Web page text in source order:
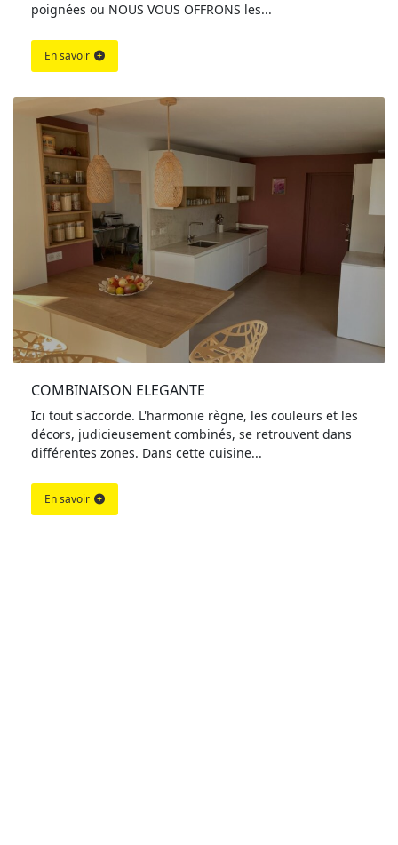
poignées ou NOUS VOUS OFFRONS les...
En savoir
COMBINAISON ELEGANTE
Ici tout s'accorde. L'harmonie règne, les couleurs et les
décors, judicieusement combinés, se retrouvent dans
différentes zones. Dans cette cuisine...
En savoir